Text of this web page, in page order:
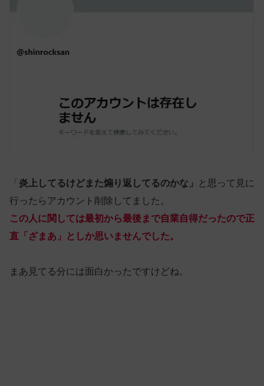
「 炎上してるけどまた煽り返してるのかな」
と思って見に
行ったらアカウント削除してました。
この人に関しては最初から最後まで自業自得だったので正
直「ざまあ」としか思いませんでした。
まあ見てる分には面白かったですけどね。